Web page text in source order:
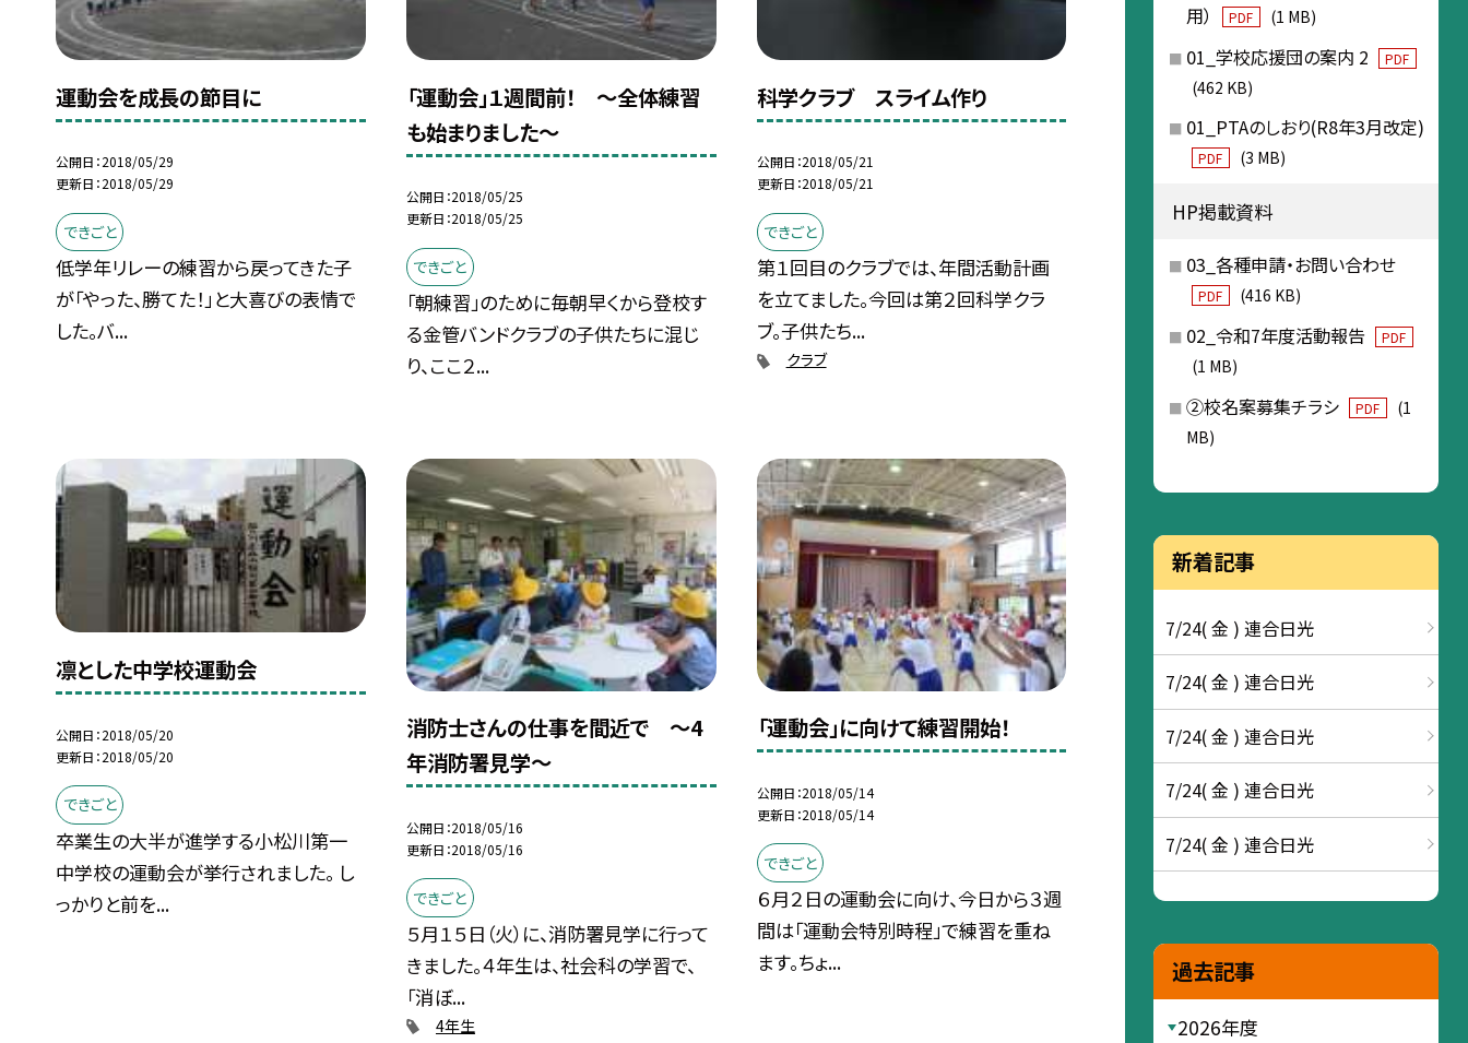
運動会を成長の節目に
公開日 2018/05/29
更新日 2018/05/29
できごと
低学年リレーの練習から戻ってきた子
が「やった、勝てた！」と大喜びの表情で
した。バ...
「運動会」１週間前！ 〜全体練習
も始まりました〜
公開日 2018/05/25
更新日 2018/05/25
できごと
「朝練習」のために毎朝早くから登校す
る金管バンドクラブの子供たちに混じ
り、ここ２...
科学クラブ スライム作り
公開日 2018/05/21
更新日 2018/05/21
できごと
第１回目のクラブでは、年間活動計画
を立てました。今回は第２回科学クラ
ブ。子供たち...
クラブ
凛とした中学校運動会
公開日 2018/05/20
更新日 2018/05/20
できごと
卒業生の大半が進学する小松川第一
中学校の運動会が挙行されました。 し
っかりと前を...
消防士さんの仕事を間近で 〜4
年消防署見学〜
公開日 2018/05/16
更新日 2018/05/16
できごと
５月１５日（火）に、消防署見学に行って
きました。４年生は、社会科の学習で、
「消ぼ...
4年生
「運動会」に向けて練習開始！
公開日 2018/05/14
更新日 2018/05/14
できごと
６月２日の運動会に向け、今日から３週
間は「運動会特別時程」で練習を重ね
ます。ちょ...
用）
PDF (1 MB)
01_学校応援団の案内 2 PDF
(462 KB)
01_PTAのしおり(R8年3月改定)
PDF (3 MB)
HP掲載資料
03_各種申請・お問い合わせ
PDF (416 KB)
02_令和7年度活動報告 PDF
(1 MB)
②校名案募集チラシ PDF
(1
MB)
新着記事
7/24( 金 ) 連合日光
7/24( 金 ) 連合日光
7/24( 金 ) 連合日光
7/24( 金 ) 連合日光
7/24( 金 ) 連合日光
過去記事
2026年度